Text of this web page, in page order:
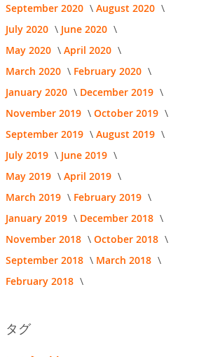
September 2020
August 2020
July 2020
June 2020
May 2020
April 2020
March 2020
February 2020
January 2020
December 2019
November 2019
October 2019
September 2019
August 2019
July 2019
June 2019
May 2019
April 2019
March 2019
February 2019
January 2019
December 2018
November 2018
October 2018
September 2018
March 2018
February 2018
タグ